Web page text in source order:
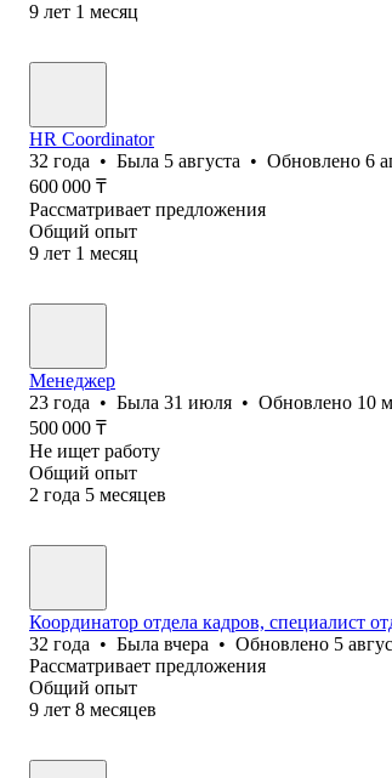
9 лет 1 месяц
HR Coordinator
32 года • Была 5 августа • Обновлено 6
600 000 ₸
Рассматривает предложения
Общий опыт
9 лет 1 месяц
Менеджер
23 года • Была 31 июля • Обновлено 10
500 000 ₸
Не ищет работу
Общий опыт
2 года 5 месяцев
Координатор отдела кадров, специалист
32 года • Была вчера • Обновлено 5
Рассматривает предложения
Общий опыт
9 лет 8 месяцев